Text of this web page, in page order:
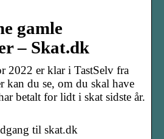
gamle
– Skat.dk
2022 er klar i TastSelv fra
kan du se, om du skal have
betalt for lidt i skat sidste år.
til skat.dk